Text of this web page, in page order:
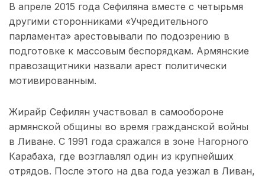
В апреле 2015 года Сефиляна вместе с четырьмя
другими сторонниками «Учредительного
парламента» арестовывали по подозрению в
подготовке к массовым беспорядкам. Армянские
правозащитники назвали арест политически
мотивированным.
Жирайр Сефилян участвовал в самообороне
армянской общины во время гражданской войны
в Ливане. С 1991 года сражался в зоне Нагорного
Карабаха, где возглавлял один из крупнейших
отрядов. После этого на два года уезжал в Ливан,